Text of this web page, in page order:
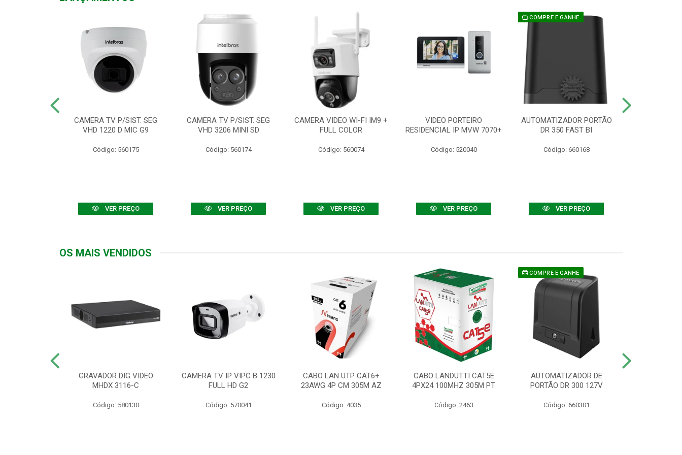
CAMERA TV P/SIST. SEG
VHD 1220 D MIC G9
Código: 560175
VER PREÇO
CAMERA TV P/SIST. SEG
VHD 3206 MINI SD
Código: 560174
VER PREÇO
CAMERA VIDEO WI-FI IM9 +
FULL COLOR
Código: 560074
VER PREÇO
VIDEO PORTEIRO
RESIDENCIAL IP MVW 7070+
Código: 520040
VER PREÇO
COMPRE E GANHE
AUTOMATIZADOR PORTÃO
DR 350 FAST BI
Código: 660168
VER PREÇO
OS MAIS VENDIDOS
GRAVADOR DIG VIDEO
MHDX 3116-C
Código: 580130
CAMERA TV IP VIPC B 1230
FULL HD G2
Código: 570041
CABO LAN UTP CAT6+
23AWG 4P CM 305M AZ
Código: 4035
CABO LANDUTTI CAT5E
4PX24 100MHZ 305M PT
Código: 2463
COMPRE E GANHE
AUTOMATIZADOR DE
PORTÃO DR 300 127V
Código: 660301